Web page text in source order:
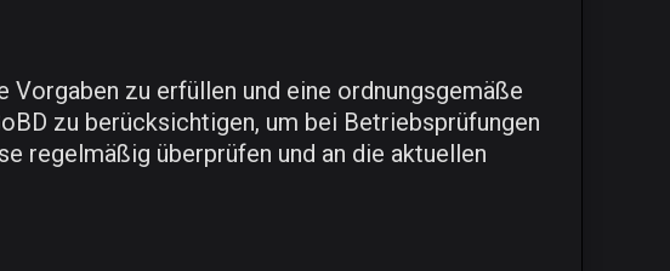
Vorgaben zu erfüllen und eine ordnungsgemäße
zu berücksichtigen, um bei Betriebsprüfungen
regelmäßig überprüfen und an die aktuellen